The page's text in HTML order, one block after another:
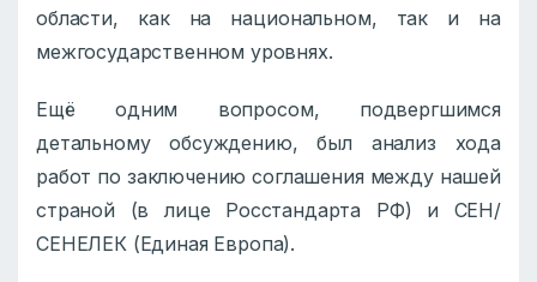
области, как на национальном, так и на
межгосударственном уровнях.
Ещё одним вопросом, подвергшимся
детальному обсуждению, был анализ хода
работ по заключению соглашения между нашей
страной (в лице Росстандарта РФ) и СЕН/
СЕНЕЛЕК (Единая Европа).